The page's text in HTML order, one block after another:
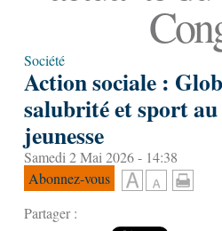
Société
Action sociale :
salubrité et sport au
jeunesse
Samedi 2 Mai 2026 - 14:38
Abonnez-vous
Partager :